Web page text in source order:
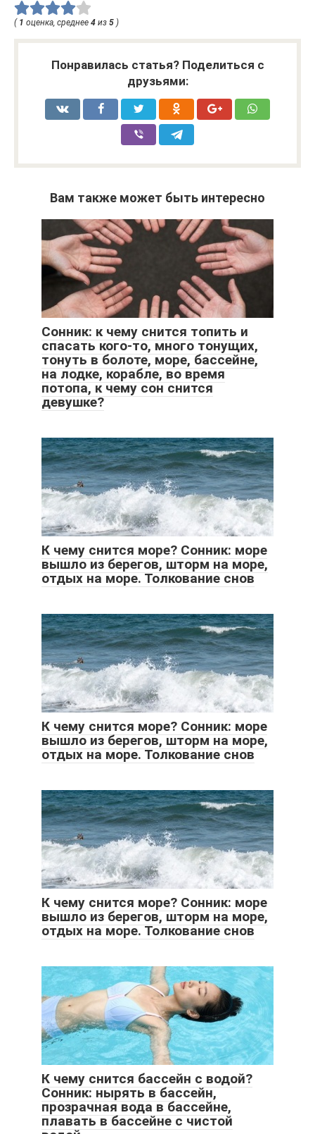
( 1 оценка, среднее 4 из 5 )
Понравилась статья? Поделиться с
друзьями:
Вам также может быть интересно
Сонник: к чему снится топить и
спасать кого-то, много тонущих,
тонуть в болоте, море, бассейне,
на лодке, корабле, во время
потопа, к чему сон снится
девушке?
К чему снится море? Сонник: море
вышло из берегов, шторм на море,
отдых на море. Толкование снов
К чему снится море? Сонник: море
вышло из берегов, шторм на море,
отдых на море. Толкование снов
К чему снится море? Сонник: море
вышло из берегов, шторм на море,
отдых на море. Толкование снов
К чему снится бассейн с водой?
Сонник: нырять в бассейн,
прозрачная вода в бассейне,
плавать в бассейне с чистой